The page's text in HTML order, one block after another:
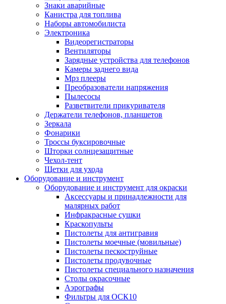
Знаки аварийные
Канистра для топлива
Наборы автомобилиста
Электроника
Видеорегистраторы
Вентиляторы
Зарядные устройства для телефонов
Камеры заднего вида
Мрз плееры
Преобразователи напряжения
Пылесосы
Разветвители прикуривателя
Держатели телефонов, планшетов
Зеркала
Фонарики
Троссы буксировочные
Шторки солнцезащитные
Чехол-тент
Щетки для ухода
Оборудование и инструмент
Оборудование и инструмент для окраски
Аксессуары и принадлежности для
малярных работ
Инфракрасные сушки
Краскопульты
Пистолеты для антигравия
Пистолеты моечные (мовильные)
Пистолеты пескоструйные
Пистолеты продувочные
Пистолеты специального назначения
Столы окрасочные
Аэрографы
Фильтры для ОСК10